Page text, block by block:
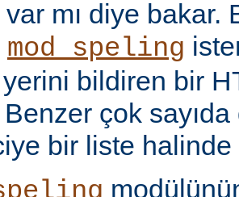
mı diye bakar.
mod_speling
bildiren bir
çok
bir liste halinde